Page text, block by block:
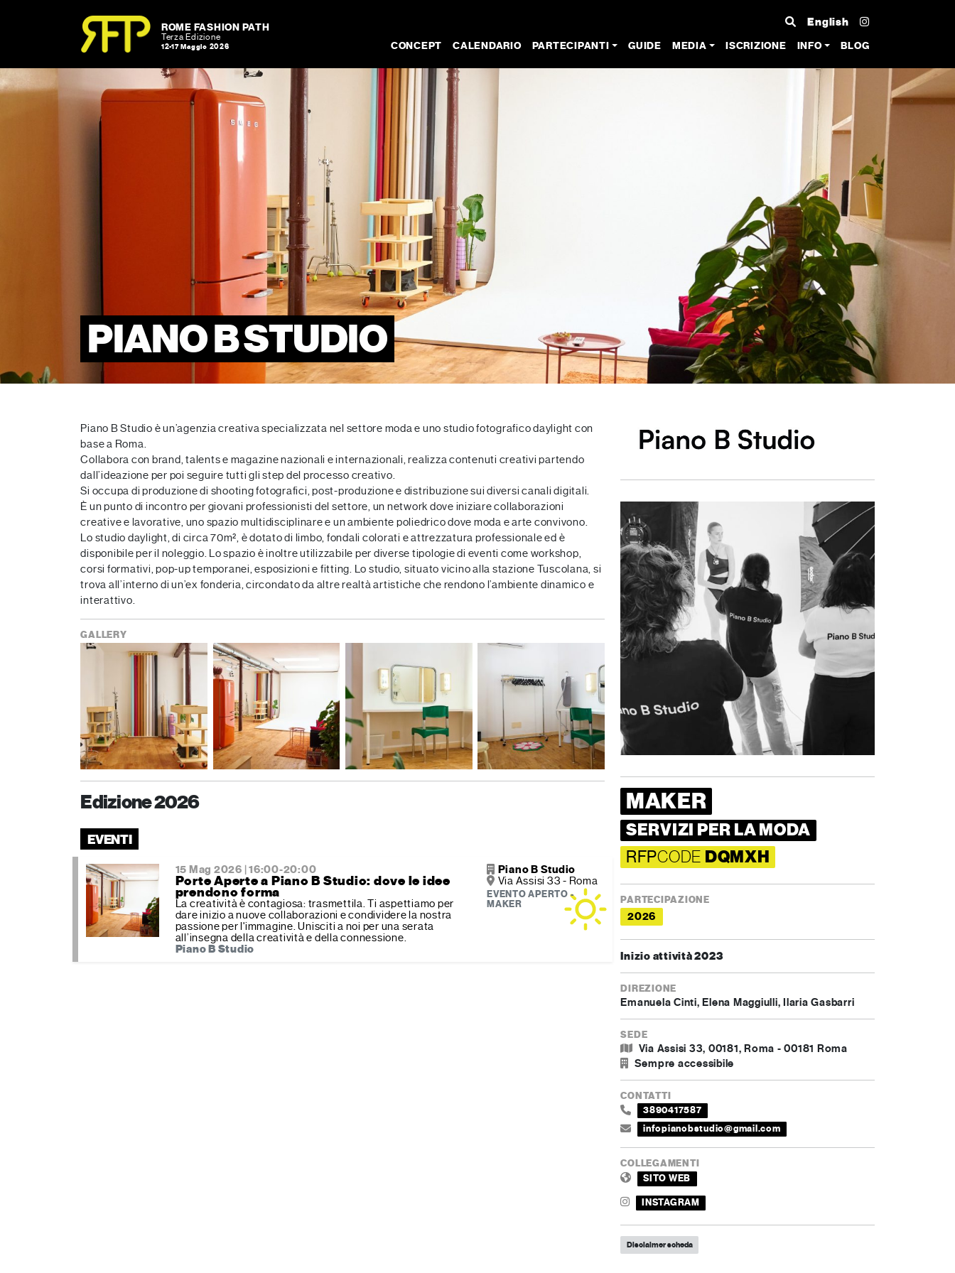
ROME FASHION PATH
Terza Edizione
12-17 Maggio 2026
English
CONCEPT CALENDARIO PARTECIPANTI GUIDE MEDIA ISCRIZIONE INFO BLOG
PIANO B STUDIO
Piano B Studio è un’agenzia creativa specializzata nel settore moda e uno studio fotografico daylight con
base a Roma.
Collabora con brand, talents e magazine nazionali e internazionali, realizza contenuti creativi partendo
dall’ideazione per poi seguire tutti gli step del processo creativo.
Si occupa di produzione di shooting fotografici, post-produzione e distribuzione sui diversi canali digitali.
È un punto di incontro per giovani professionisti del settore, un network dove iniziare collaborazioni
creative e lavorative, uno spazio multidisciplinare e un ambiente poliedrico dove moda e arte convivono.
Lo studio daylight, di circa 70m², è dotato di limbo, fondali colorati e attrezzatura professionale ed è
disponibile per il noleggio. Lo spazio è inoltre utilizzabile per diverse tipologie di eventi come workshop,
corsi formativi, pop-up temporanei, esposizioni e fitting. Lo studio, situato vicino alla stazione Tuscolana, si
trova all’interno di un’ex fonderia, circondato da altre realtà artistiche che rendono l’ambiente dinamico e
interattivo.
GALLERY
Edizione 2026
EVENTI
15 Mag 2026 | 16:00-20:00
Porte Aperte a Piano B Studio: dove le idee
prendono forma
La creatività è contagiosa: trasmettila. Ti aspettiamo per
dare inizio a nuove collaborazioni e condividere la nostra
passione per l'immagine. Unisciti a noi per una serata
all’insegna della creatività e della connessione.
Piano B Studio
Piano B Studio
Via Assisi 33 - Roma
EVENTO APERTO -
MAKER
MAKER
SERVIZI PER LA MODA
RFPCODE DQMXH
PARTECIPAZIONE
2026
Inizio attività 2023
DIREZIONE
Emanuela Cinti, Elena Maggiulli, Ilaria Gasbarri
SEDE
Via Assisi 33, 00181, Roma - 00181 Roma
Sempre accessibile
CONTATTI
3890417587
infopianobstudio@gmail.com
COLLEGAMENTI
SITO WEB
INSTAGRAM
Disclaimer scheda